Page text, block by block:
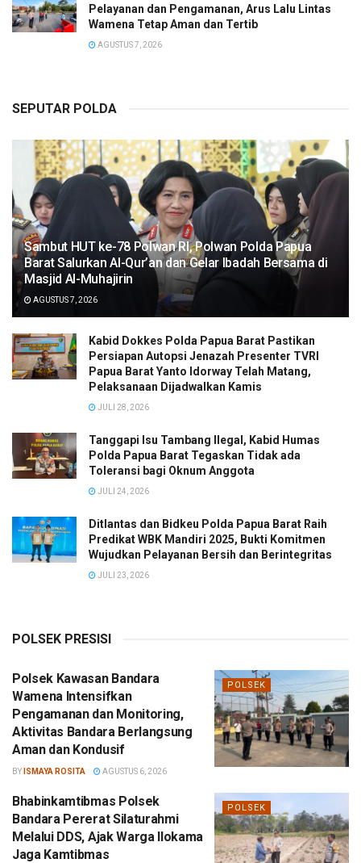
Pelayanan dan Pengamanan, Arus Lalu Lintas
Wamena Tetap Aman dan Tertib
AGUSTUS 7, 2026
SEPUTAR POLDA
Sambut HUT ke-78 Polwan RI, Polwan Polda Papua
Barat Salurkan Al-Qur’an dan Gelar Ibadah Bersama di
Masjid Al-Muhajirin
AGUSTUS 7, 2026
Kabid Dokkes Polda Papua Barat Pastikan
Persiapan Autopsi Jenazah Presenter TVRI
Papua Barat Yanto Idorway Telah Matang,
Pelaksanaan Dijadwalkan Kamis
JULI 28, 2026
Tanggapi Isu Tambang Ilegal, Kabid Humas
Polda Papua Barat Tegaskan Tidak ada
Toleransi bagi Oknum Anggota
JULI 24, 2026
Ditlantas dan Bidkeu Polda Papua Barat Raih
Predikat WBK Mandiri 2025, Bukti Komitmen
Wujudkan Pelayanan Bersih dan Berintegritas
JULI 23, 2026
POLSEK PRESISI
POLSEK
Polsek Kawasan Bandara
Wamena Intensifkan
Pengamanan dan Monitoring,
Aktivitas Bandara Berlangsung
Aman dan Kondusif
BY ISMAYA ROSITA AGUSTUS 6, 2026
POLSEK
Bhabinkamtibmas Polsek
Bandara Pererat Silaturahmi
Melalui DDS, Ajak Warga Ilokama
Jaga Kamtibmas